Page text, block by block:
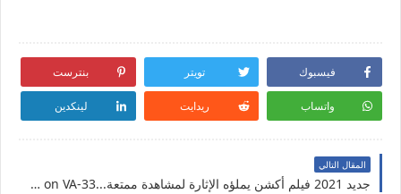
فيسبوك تويتر بنترست
واتساب ريدايت لينكدين
المقال التالي
جديد 2021 فيلم أكشن يملؤه الإثارة لمشاهدة ممتعة...Assault on VA-33